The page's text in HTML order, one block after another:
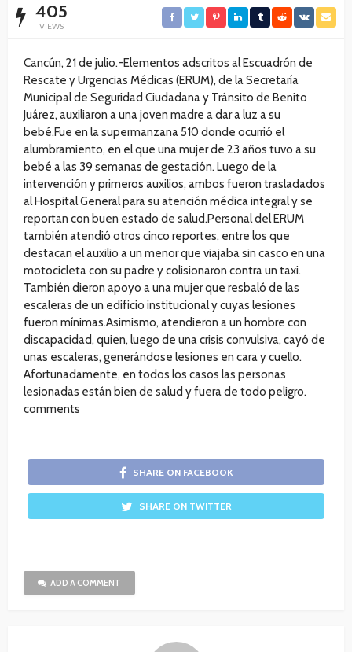
405
VIEWS
Cancún, 21 de julio.-Elementos adscritos al Escuadrón de
Rescate y Urgencias Médicas (ERUM), de la Secretaría
Municipal de Seguridad Ciudadana y Tránsito de Benito
Juárez, auxiliaron a una joven madre a dar a luz a su
bebé.Fue en la supermanzana 510 donde ocurrió el
alumbramiento, en el que una mujer de 23 años tuvo a su
bebé a las 39 semanas de gestación. Luego de la
intervención y primeros auxilios, ambos fueron trasladados
al Hospital General para su atención médica integral y se
reportan con buen estado de salud.Personal del ERUM
también atendió otros cinco reportes, entre los que
destacan el auxilio a un menor que viajaba sin casco en una
motocicleta con su padre y colisionaron contra un taxi.
También dieron apoyo a una mujer que resbaló de las
escaleras de un edificio institucional y cuyas lesiones
fueron mínimas.Asimismo, atendieron a un hombre con
discapacidad, quien, luego de una crisis convulsiva, cayó de
unas escaleras, generándose lesiones en cara y cuello.
Afortunadamente, en todos los casos las personas
lesionadas están bien de salud y fuera de todo peligro.
comments
SHARE ON FACEBOOK
SHARE ON TWITTER
ADD A COMMENT